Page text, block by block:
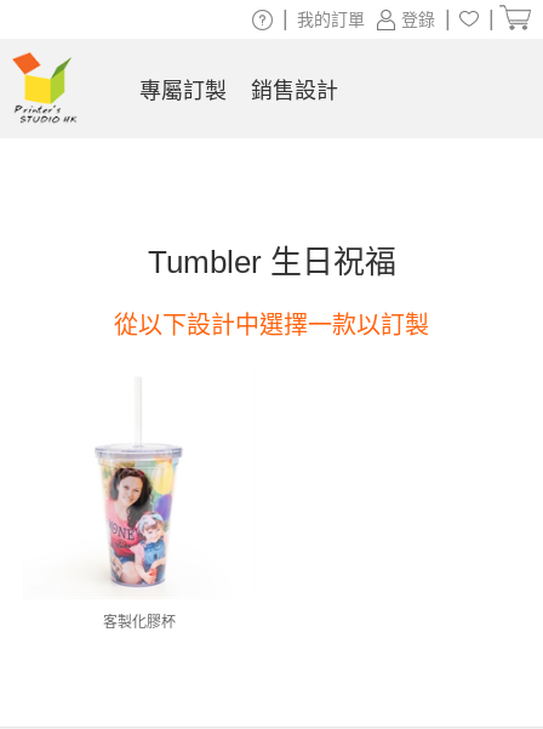
Tumbler 生日祝福
從以下設計中選擇一款以訂製
客製化膠杯
登錄
我的訂單
專屬訂製 銷售設計